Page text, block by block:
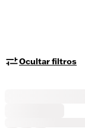
Ocultar filtros